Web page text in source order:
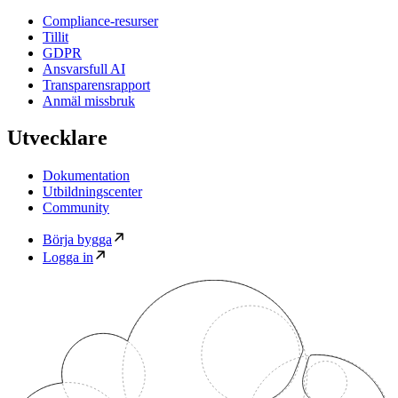
Compliance-resurser
Tillit
GDPR
Ansvarsfull AI
Transparensrapport
Anmäl missbruk
Utvecklare
Dokumentation
Utbildningscenter
Community
Börja bygga
Logga in